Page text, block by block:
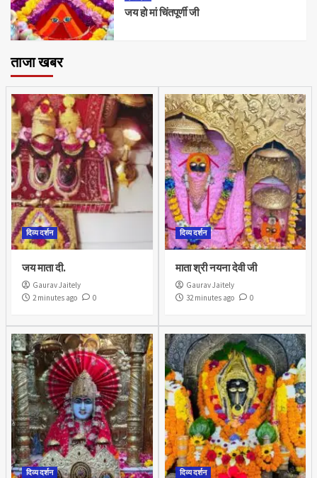
जय हो मां चिंतपूर्णी जी
ताजा खबर
दिव्य दर्शन
जय माता दी.
Gaurav Jaitely
2 minutes ago
0
दिव्य दर्शन
माता श्री नयना देवी जी
Gaurav Jaitely
32 minutes ago
0
दिव्य दर्शन दिव्य दर्शन